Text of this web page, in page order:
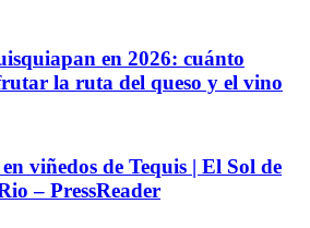
en 2026: cuánto
la ruta del queso y el vino
viñedos de Tequis | El Sol de
– PressReader